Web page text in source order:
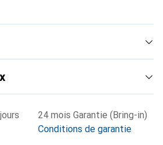
sûr pour une clientèle
24 mois Garantie (Bring-in)
Conditions de garantie